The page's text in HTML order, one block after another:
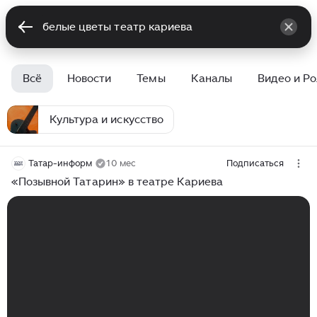
Всё Новости Темы Каналы Видео и
Культура и искусство
Татар-информ 10 мес Подписаться
«Позывной Татарин» в театре Кариева